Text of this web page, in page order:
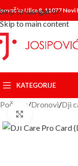
Skip to navigation
Skip to main content
Ulica 8, 11077 Novi
KATEGORIJE
Početna/Dronovi/Dji